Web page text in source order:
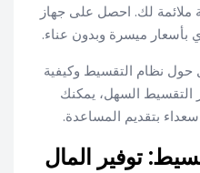
ملائمة لك. احصل على جهاز
بأسعار ميسرة وبدون عناء.
حول نظام التقسيط وكيفية
السهل، يمكنك
بتقديم المساعدة.
توفير المال